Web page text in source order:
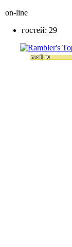
on-line
гостей: 29